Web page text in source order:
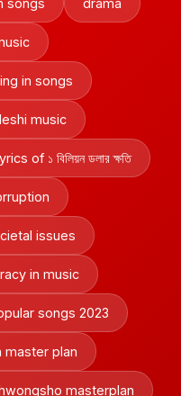
songs drama
in songs
music
of ১ বিলিয়ন ডলার ক্ষতি
issues
in music
songs 2023
plan
masterplan